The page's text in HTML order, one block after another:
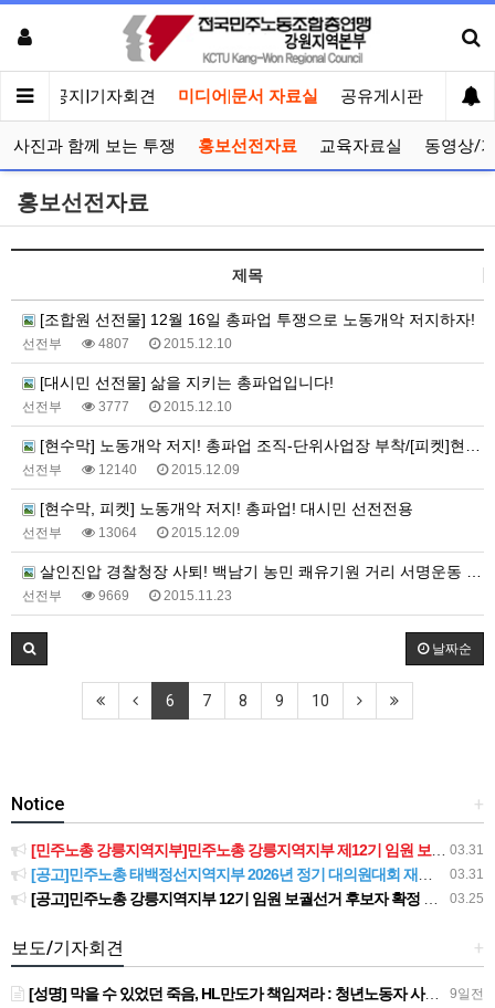
인 공지|기자회견 미디어|문서 자료실 공유게시판 선거
사진과 함께 보는 투쟁 홍보선전자료 교육자료실 동영상/
홍보선전자료
제목
[조합원 선전물] 12월 16일 총파업 투쟁으로 노동개악 저지하자!
선전부 4807 2015.12.10
[대시민 선전물] 삶을 지키는 총파업입니다!
선전부 3777 2015.12.10
[현수막] 노동개악 저지! 총파업 조직-단위사업장 부착/[피켓]현장 선전전용
선전부 12140 2015.12.09
[현수막, 피켓] 노동개악 저지! 총파업! 대시민 선전전용
선전부 13064 2015.12.09
살인진압 경찰청장 사퇴! 백남기 농민 쾌유기원 거리 서명운동 거리 선전물
선전부 9669 2015.11.23
날짜순
6 7 8 9 10
+
Notice
03.31
[민주노총 강릉지역지부]민주노총 강릉지역지부 제12기 임원 보궐선거결과 공고
03.31
[공고]민주노총 태백정선지역지부 2026년 정기 대의원대회 재소집 건
03.25
[공고]민주노총 강릉지역지부 12기 임원 보궐선거 후보자 확정 공고
+
보도/기자회견
9일전
[성명] 막을 수 있었던 죽음, HL만도가 책임져라 : 청년노동자 사망사고의 철저한 진상규명과 재발방지 대책 마련하라